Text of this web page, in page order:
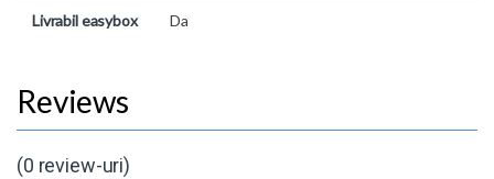
Livrabil easybox Da
(0 review-uri)